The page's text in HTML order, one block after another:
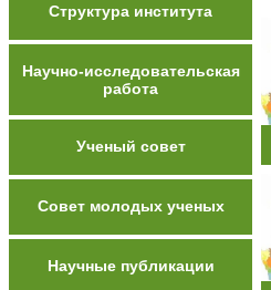
Структура института
Научно-исследовательская
работа
Ученый совет
Совет молодых ученых
Научные публикации